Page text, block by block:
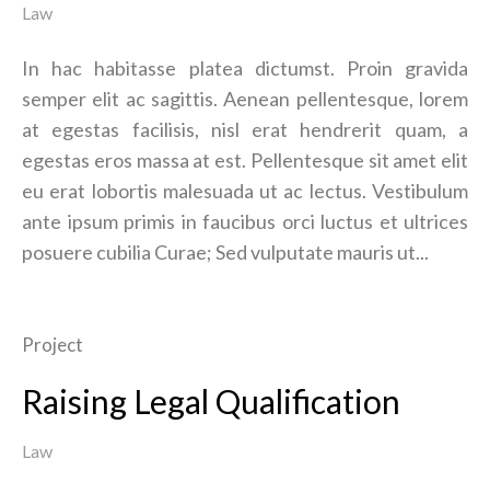
Law
In hac habitasse platea dictumst. Proin gravida
semper elit ac sagittis. Aenean pellentesque, lorem
at egestas facilisis, nisl erat hendrerit quam, a
egestas eros massa at est. Pellentesque sit amet elit
eu erat lobortis malesuada ut ac lectus. Vestibulum
ante ipsum primis in faucibus orci luctus et ultrices
posuere cubilia Curae; Sed vulputate mauris ut...
Project
Raising Legal Qualification
Law